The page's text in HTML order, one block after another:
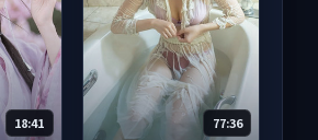
18:41 77:36